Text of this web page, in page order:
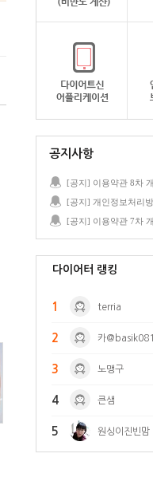
공지사항
[공지] 이용약관 8차
[공지] 이용약관 7차
다이어터 랭킹
1 terria
2 카
3 노맹구
4 큰샘
5 원싱이진빈맘